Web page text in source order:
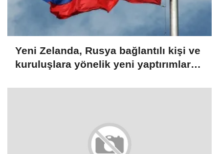
Yeni Zelanda, Rusya bağlantılı kişi ve
kuruluşlara yönelik yeni yaptırımlar